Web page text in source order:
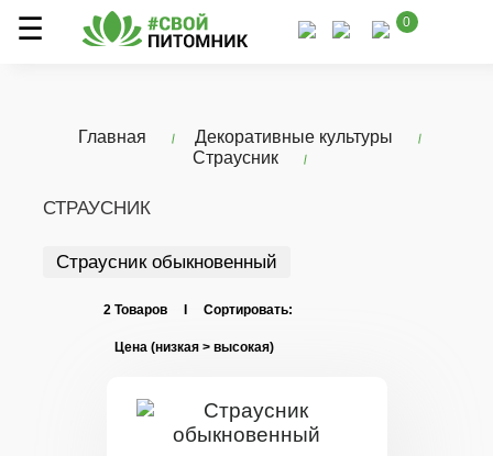
0
Главная
Декоративные культуры
Страусник
СТРАУСНИК
Страусник обыкновенный
2 Товаров I Сортировать: